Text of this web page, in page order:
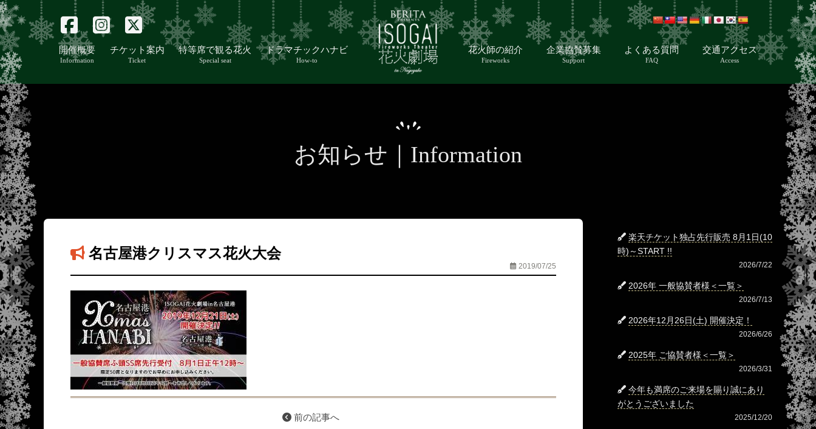
開催概要
Information
チケット案内
Ticket
特等席で観る花火
Special seat
ドラマチックハナビ
How-to
花火師の紹介
Fireworks
企業協賛募集
Support
よくある質問
FAQ
交通アクセス
Access
お知らせ｜Information
名古屋港クリスマス花火大会
2019/07/25
前の記事へ
楽天チケット独占先行販売 8月1日(10
時)～START !!
2026/7/22
2026年 一般協賛者様＜一覧＞
2026/7/13
2026年12月26日(土) 開催決定！
2026/6/26
2025年 ご協賛者様＜一覧＞
2026/3/31
今年も満席のご来場を賜り誠にあり
がとうございました
2025/12/20